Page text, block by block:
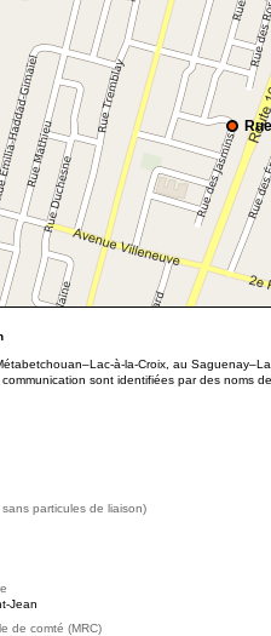
à-la-Croix, au
sont identifiées par des noms
particules de liaison)
Jean
de comté (MRC)